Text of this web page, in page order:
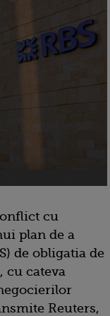
cu
plan de a
de obligatia de
cu cateva
Reuters,